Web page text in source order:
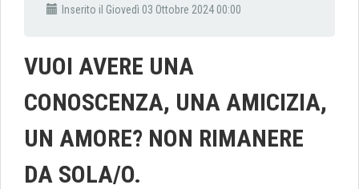
Inserito il Giovedì 03 Ottobre 2024 00:00
VUOI AVERE UNA
CONOSCENZA, UNA AMICIZIA,
UN AMORE? NON RIMANERE
DA SOLA/O.